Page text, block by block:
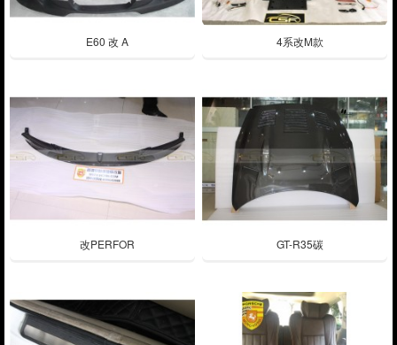
E60 改 A 4系改M款
改PERFOR GT-R35碳